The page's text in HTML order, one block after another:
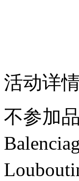
活动详情
不参加